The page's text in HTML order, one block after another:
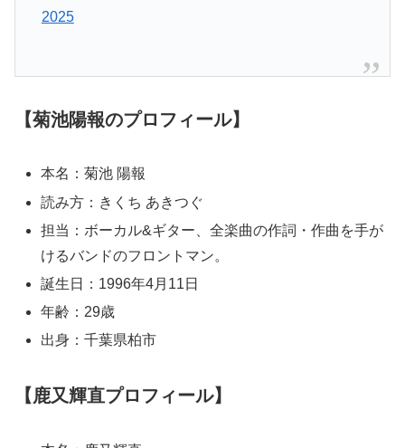
2025
【菊池陽報のプロフィール】
本名：菊池 陽報
読み方：きくち あきつぐ
担当：ボーカル&ギター、全楽曲の作詞・作曲を手が
けるバンドのフロントマン。
誕生日：1996年4月11日
年齢：29歳
出身：千葉県柏市
【鹿又輝直プロフィール】